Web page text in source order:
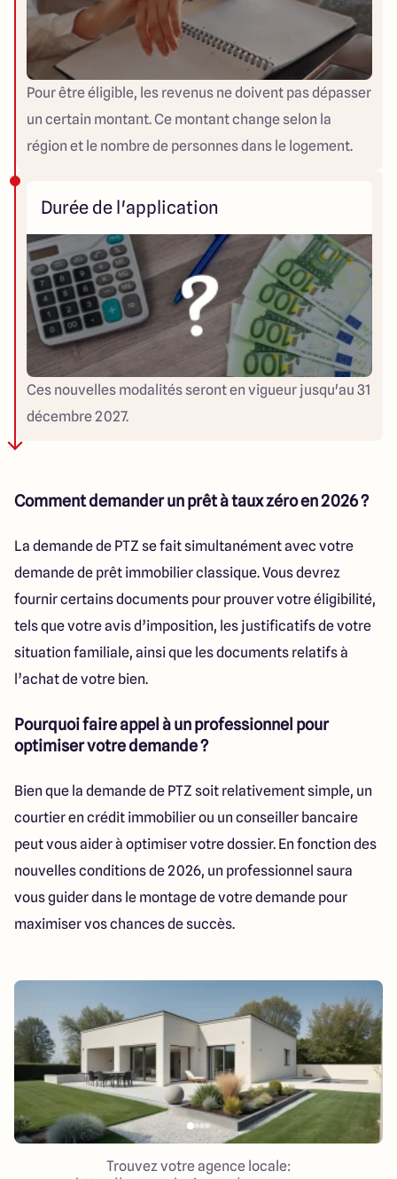
Pour être éligible, les revenus ne doivent pas dépasser
un certain montant. Ce montant change selon la
région et le nombre de personnes dans le logement.
Durée de l'application
Ces nouvelles modalités seront en vigueur jusqu'au 31
décembre 2027.
Comment demander un prêt à taux zéro en 2026 ?
La demande de PTZ se fait simultanément avec votre
demande de prêt immobilier classique. Vous devrez
fournir certains documents pour prouver votre éligibilité,
tels que votre avis d’imposition, les justificatifs de votre
situation familiale, ainsi que les documents relatifs à
l’achat de votre bien.
Pourquoi faire appel à un professionnel pour
optimiser votre demande ?
Bien que la demande de PTZ soit relativement simple, un
courtier en crédit immobilier ou un conseiller bancaire
peut vous aider à optimiser votre dossier. En fonction des
nouvelles conditions de 2026, un professionnel saura
vous guider dans le montage de votre demande pour
maximiser vos chances de succès.
Trouvez votre agence locale: